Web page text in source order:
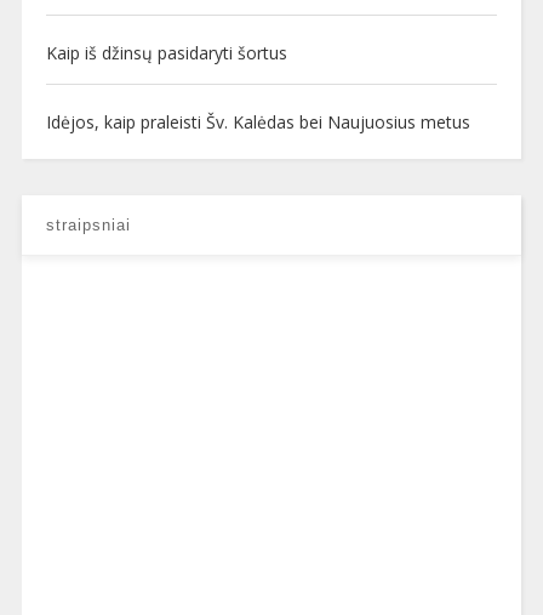
Kaip iš džinsų pasidaryti šortus
Idėjos, kaip praleisti Šv. Kalėdas bei Naujuosius metus
straipsniai